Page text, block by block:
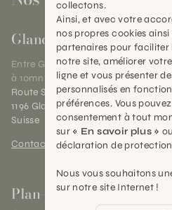
Gland
Entre Genève et Lausanne,
à 10mn de Nyon
Route Suisse 40
1196 Gland (VD)
Suisse
Contact et horaires
Plan-les-Ouates
collectons.
Ainsi, et avec votre
nos propres cookies
partenaires pour
notre site, améliorer
ligne et vous présenter
personnalisés en
préférences. Vous
consentement à tout
sur « En savoir plus »
déclaration de protection
Nous vous souhaitons
sur notre site Internet !